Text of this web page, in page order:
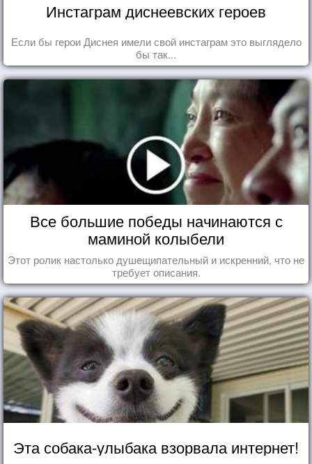
Инстаграм диснеевских героев
Если бы герои Диснея имели свой инстаграм это выглядело
бы так...
Все большие победы начинаются с
маминой колыбели
Этот ролик настолько душещипательный и искренний, что не
требует описания.
Эта собака-улыбака взорвала интернет!